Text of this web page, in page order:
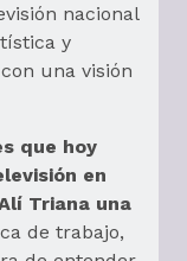
nacional
y
una visión
que hoy
en
Triana una
de trabajo,